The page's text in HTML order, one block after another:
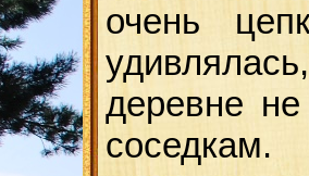
очень
деревне
соседкам.